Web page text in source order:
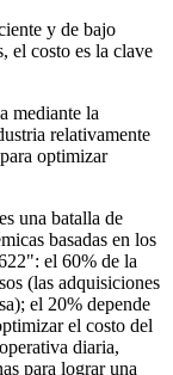
y de bajo
el costo es la clave
mediante la
relativamente
optimizar
una batalla de
basadas en los
el 60% de la
(las adquisiciones
el 20% depende
el costo del
diaria,
para lograr una